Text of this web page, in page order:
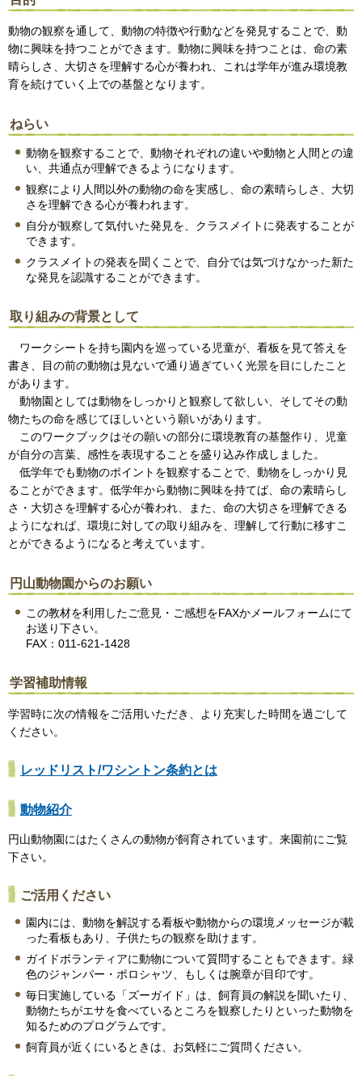
動物の観察を通して、動物の特徴や行動などを発見することで、動
物に興味を持つことができます。動物に興味を持つことは、命の素
晴らしさ、大切さを理解する心が養われ、これは学年が進み環境教
育を続けていく上での基盤となります。
ねらい
動物を観察することで、動物それぞれの違いや動物と人間との違
い、共通点が理解できるようになります。
観察により人間以外の動物の命を実感し、命の素晴らしさ、大切
さを理解できる心が養われます。
自分が観察して気付いた発見を、クラスメイトに発表することが
できます。
クラスメイトの発表を聞くことで、自分では気づけなかった新た
な発見を認識することができます。
取り組みの背景として
ワークシートを持ち園内を巡っている児童が、看板を見て答えを
書き、目の前の動物は見ないで通り過ぎていく光景を目にしたこと
があります。
動物園としては動物をしっかりと観察して欲しい、そしてその動
物たちの命を感じてほしいという願いがあります。
このワークブックはその願いの部分に環境教育の基盤作り、児童
が自分の言葉、感性を表現することを盛り込み作成しました。
低学年でも動物のポイントを観察することで、動物をしっかり見
ることができます。低学年から動物に興味を持てば、命の素晴らし
さ・大切さを理解する心が養われ、また、命の大切さを理解できる
ようになれば、環境に対しての取り組みを、理解して行動に移すこ
とができるようになると考えています。
円山動物園からのお願い
この教材を利用したご意見・ご感想をFAXかメールフォームにて
お送り下さい。
FAX：011-621-1428
学習補助情報
学習時に次の情報をご活用いただき、より充実した時間を過ごして
ください。
レッドリスト/ワシントン条約とは
動物紹介
円山動物園にはたくさんの動物が飼育されています。来園前にご覧
下さい。
ご活用ください
園内には、動物を解説する看板や動物からの環境メッセージが載
った看板もあり、子供たちの観察を助けます。
ガイドボランティアに動物について質問することもできます。緑
色のジャンパー・ポロシャツ、もしくは腕章が目印です。
毎日実施している「ズーガイド」は、飼育員の解説を聞いたり、
動物たちがエサを食べているところを観察したりといった動物を
知るためのプログラムです。
飼育員が近くにいるときは、お気軽にご質問ください。